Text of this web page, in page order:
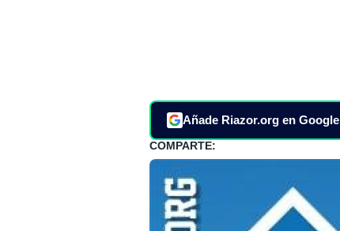
Añade Riazor.org en Google
COMPARTE: